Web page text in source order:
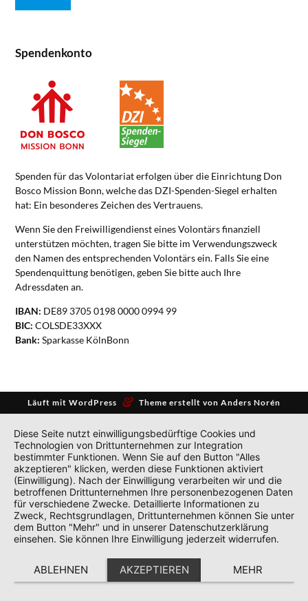
Spendenkonto
Spenden für das Volontariat erfolgen über die Einrichtung Don
Bosco Mission Bonn, welche das DZI-Spenden-Siegel erhalten
hat: Ein besonderes Zeichen des Vertrauens.
Wenn Sie den Freiwilligendienst eines Volontärs finanziell
unterstützen möchten, tragen Sie bitte im Verwendungszweck
den Namen des entsprechenden Volontärs ein. Falls Sie eine
Spendenquittung benötigen, geben Sie bitte auch Ihre
Adressdaten an.
IBAN: DE89 3705 0198 0000 0994 99
BIC: COLSDE33XXX
Bank: Sparkasse KölnBonn
Läuft mit WordPress & Theme erstellt von Anders Norén
Diese Seite nutzt einwilligungsbedürftige Cookies und
Technologien von Drittunternehmen zur Integration
bestimmter Funktionen. Wenn Sie auf den Button "Alles
akzeptieren" klicken, werden diese Funktionen aktiviert
(Einwilligung). Nach der Einwilligung verarbeiten wir und die
betroffenen Drittunternehmen Ihre personenbezogenen Daten
für verschiedene Zwecke. Detaillierte Informationen zu
Zweck, Rechtsgrundlagen, Drittunternehmen können Sie unter
dem Button "Mehr" und in unserer Datenschutzerklärung
einsehen. Sie können Ihre Einwilligung jederzeit widerrufen.
ABLEHNEN AKZEPTIEREN MEHR